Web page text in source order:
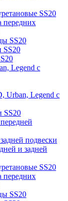
SS20
передних
SS20
SS20
Legend c
Legend c
SS20
подвески
и задней
SS20
передних
SS20